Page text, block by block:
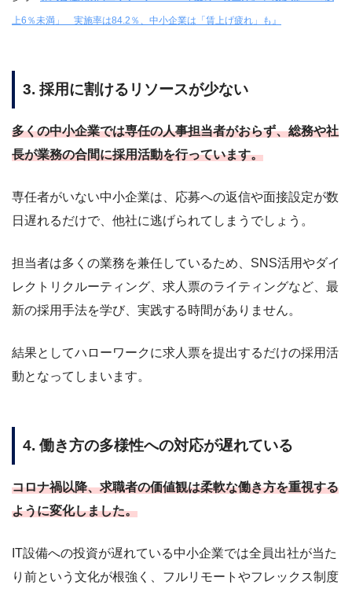
上6％未満」 実施率は84.2％、中小企業は「賃上げ疲れ」も』
3. 採用に割けるリソースが少ない
多くの中小企業では専任の人事担当者がおらず、総務や社
長が業務の合間に採用活動を行っています。
専任者がいない中小企業は、応募への返信や面接設定が数
日遅れるだけで、他社に逃げられてしまうでしょう。
担当者は多くの業務を兼任しているため、SNS活用やダイ
レクトリクルーティング、求人票のライティングなど、最
新の採用手法を学び、実践する時間がありません。
結果としてハローワークに求人票を提出するだけの採用活
動となってしまいます。
4. 働き方の多様性への対応が遅れている
コロナ禍以降、求職者の価値観は柔軟な働き方を重視する
ように変化しました。
IT設備への投資が遅れている中小企業では全員出社が当た
り前という文化が根強く、フルリモートやフレックス制度